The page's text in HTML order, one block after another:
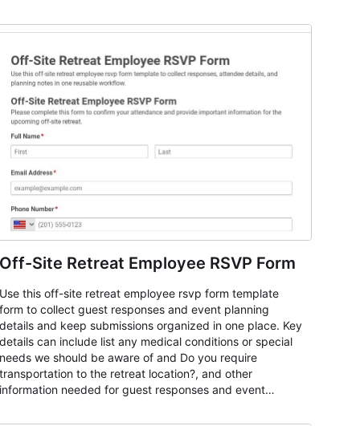
Off-Site Retreat Employee RSVP Form
Use this off-site retreat employee rsvp form template
form to collect guest responses and event planning
details and keep submissions organized in one place. Key
details can include list any medical conditions or special
needs we should be aware of and Do you require
transportation to the retreat location?, and other
information needed for guest responses and event
organizations that need a simple AbcSubmit workflow for